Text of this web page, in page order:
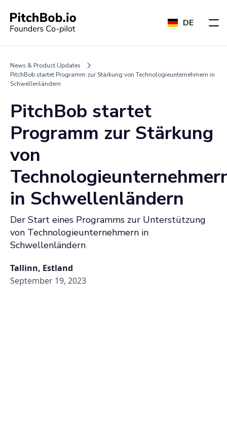
DE
News & Product Updates
PitchBob startet Programm zur Stärkung von Technologieunternehmern in
Schwellenländern
PitchBob startet
Programm zur Stärkung
von
in Schwellenländern
Der Start eines Programms zur Unterstützung
von Technologieunternehmern in
Schwellenländern
Tallinn, Estland
September 19, 2023